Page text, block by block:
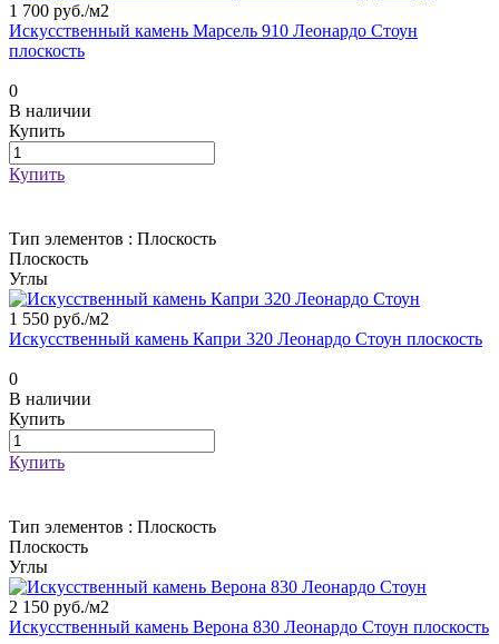
1 700 руб./м2
Искусственный камень Марсель 910 Леонардо Стоун
плоскость
0
В наличии
Купить
Купить
Тип элементов : Плоскость
Плоскость
Углы
1 550 руб./м2
Искусственный камень Капри 320 Леонардо Стоун плоскость
0
В наличии
Купить
Купить
Тип элементов : Плоскость
Плоскость
Углы
2 150 руб./м2
Искусственный камень Верона 830 Леонардо Стоун плоскость